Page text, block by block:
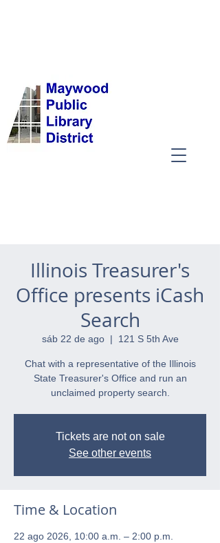
Illinois Treasurer's
Office presents iCash
Search
sáb 22 de ago
  |
121 S 5th Ave
Chat with a representative of the Illinois
State Treasurer's Office and run an
unclaimed property search.
Tickets are not on sale
See other events
Time & Location
22 ago 2026, 10:00 a.m. – 2:00 p.m.